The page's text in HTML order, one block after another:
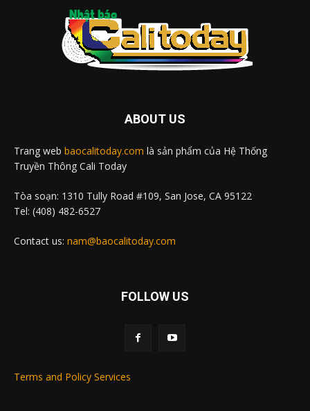
ABOUT US
Trang web baocalitoday.com là sản phẩm của Hệ Thống
Truyền Thông Cali Today
Tòa soạn: 1310 Tully Road #109, San Jose, CA 95122
Tel: (408) 482-6527
Contact us: nam@baocalitoday.com
FOLLOW US
Terms and Policy Services